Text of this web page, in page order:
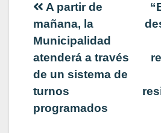
Navegación
de
entradas
A partir de
mañana, la
Municipalidad
atenderá a través
de un sistema de
turnos
programados